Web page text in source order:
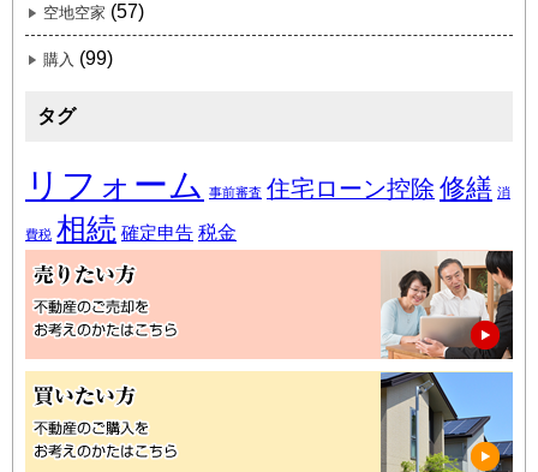
空地空家 (57)
購入 (99)
タグ
リフォーム 事前審査 住宅ローン控除 修繕 消
費税 相続 確定申告 税金